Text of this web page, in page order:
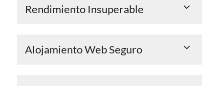
Rendimiento Insuperable
Alojamiento Web Seguro